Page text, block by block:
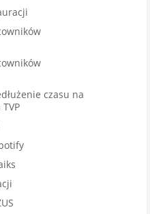
czasu na